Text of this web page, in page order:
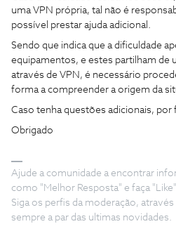
uma VPN própria, tal não é
possível prestar ajuda adicional.
Sendo que indica que a dificuldade
equipamentos, e estes partilham de
através de VPN, é necessário
forma a compreender a origem da
Caso tenha questões adicionais,
Obrigado
Ajude a comunidade a encontrar
como "Melhor Resposta" e faça
Siga os perfis da moderação,
sempre a par das ultimas novidades.